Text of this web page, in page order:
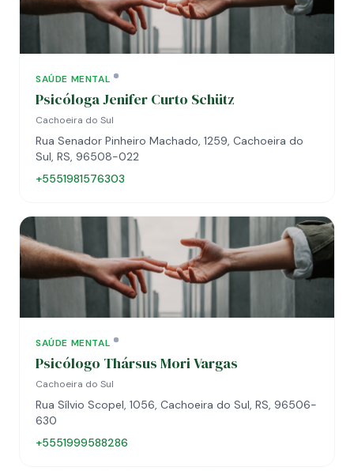
SAÚDE MENTAL
Psicóloga Jenifer Curto Schütz
Cachoeira do Sul
Rua Senador Pinheiro Machado, 1259, Cachoeira do
Sul, RS, 96508-022
+5551981576303
SAÚDE MENTAL
Psicólogo Thársus Mori Vargas
Cachoeira do Sul
Rua Sílvio Scopel, 1056, Cachoeira do Sul, RS, 96506-
630
+5551999588286